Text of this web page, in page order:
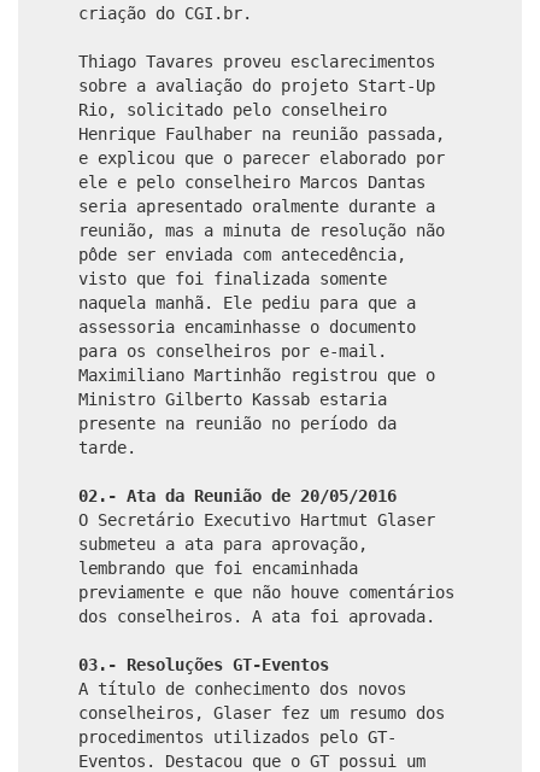
criação do CGI.br.
Thiago Tavares proveu esclarecimentos
sobre a avaliação do projeto Start-Up
Rio, solicitado pelo conselheiro
Henrique Faulhaber na reunião passada,
e explicou que o parecer elaborado por
ele e pelo conselheiro Marcos Dantas
seria apresentado oralmente durante a
reunião, mas a minuta de resolução não
pôde ser enviada com antecedência,
visto que foi finalizada somente
naquela manhã. Ele pediu para que a
assessoria encaminhasse o documento
para os conselheiros por e-mail.
Maximiliano Martinhão registrou que o
Ministro Gilberto Kassab estaria
presente na reunião no período da
tarde.
02.- Ata da Reunião de 20/05/2016
O Secretário Executivo Hartmut Glaser
submeteu a ata para aprovação,
lembrando que foi encaminhada
previamente e que não houve comentários
dos conselheiros. A ata foi aprovada.
03.- Resoluções GT-Eventos
A título de conhecimento dos novos
conselheiros, Glaser fez um resumo dos
procedimentos utilizados pelo GT-
Eventos. Destacou que o GT possui um